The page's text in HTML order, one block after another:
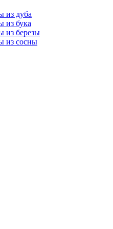
из дуба
из бука
из березы
из сосны